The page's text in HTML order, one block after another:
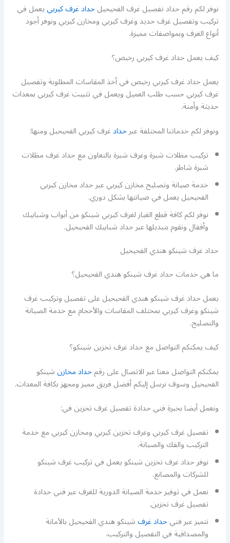
نوفر لكم رقم حداد تفصيل غرف الفحيحيلحداد غرف كيربييعمل في
تركيب وتفصيل غرف حديد وغرف كيربي ومخازن كيربي ونوفر أجود
أنواع الغرف وبمواصفات مميزة.
كيف يعمل حداد غرف كيربي رخيص؟
يعمل حداد غرف كيربي رخيص في أخذ المقاسات المطلوبة وتفصيل
غرف كيربي حسب طلب العميل ويعمل في تثبيت غرف كيربي بمعدات
حديثة وأمنة.
ونوفر لكم خدماتنا المختلفة عبرحدادغرف كيربي الفحيحيل ومنها:
تركيب مظلات شبرة وغرف شبرة بالتعاون مع حداد غرف مظلات
شبرة شاطر.
خدمة صيانة وتصليح مخازن كيربي عبر حداد مخازن كيربي
الفحيحيل يعمل في صيانتها بشكل دوري.
نوفر لكم كافة قطع الغيار لغرف كيربي شينكو من أبواب وشبابيك
وأقفال ونقوم بتبديلها عبر حداد شبابيك الفحيحيل.
حداد غرف شينكو هندي الفحيحيل
ما هي خدمات حداد غرف شينكو هندي الفحيحيل؟
يعمل حداد غرف شينكو هندي الفحيحيل على تفصيل وتركيب غرف
شينكو وغرف كيربي بمختلف المقاسات والأحجام مع خدمة الصيانة
والتصليح.
كيف يمكنكم التواصل مع حداد غرف تخزين شينكو؟
يمكنكم التواصل معنا عبر الاتصال على رقمحداد مخازنشينكو
الفحيحيل وسوف نرسل إليكم أفضل فريق مميز ومجهز بكافة المعدات.
ونعمل أيضا بخبرة فني حدادة تفصيل غرف تخزين في:
تفصيل غرف كيربي وغرف تخزين كيربي ومخازن كيربي مع خدمة
التركيب والفك والصيانة.
نوفر حداد غرف تخزين شينكو يعمل في تركيب غرف شينكو
للشركات والمصانع.
نعمل في توفير خدمة الصيانة الدورية للغرف عبر فني حدادة
تفصيل غرف تخزين.
نتميز عبر فنيحداد غرفشينكو هندي الفحيحيل بالأمانة
والمصداقية في التفصيل والتركيب.